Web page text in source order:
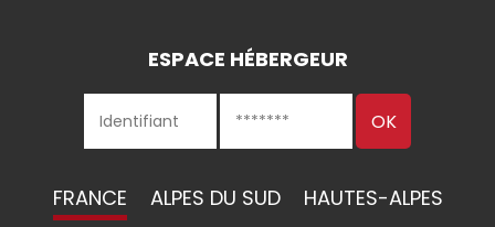
ESPACE HÉBERGEUR
FRANCE ALPES DU SUD HAUTES-ALPES